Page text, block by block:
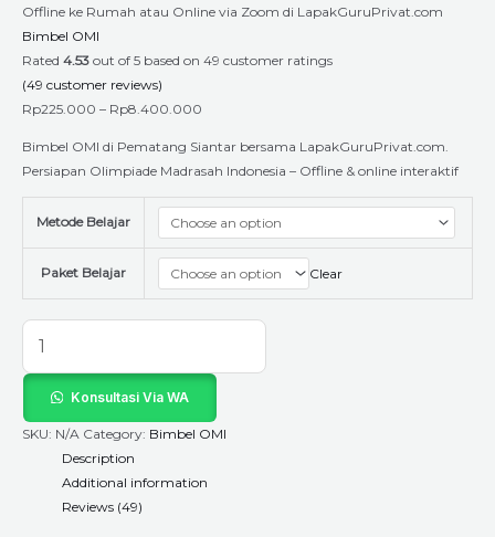
Offline ke Rumah atau Online via Zoom di LapakGuruPrivat.com
Bimbel OMI
Rated 4.53 out of 5 based on 49 customer ratings
(49 customer reviews)
Rp225.000 – Rp8.400.000
Bimbel OMI di Pematang Siantar bersama LapakGuruPrivat.com.
Persiapan Olimpiade Madrasah Indonesia – Offline & online interaktif
Metode Belajar
Paket Belajar Clear
Konsultasi Via WA
SKU: N/A Category: Bimbel OMI
Description
Additional information
Reviews (49)